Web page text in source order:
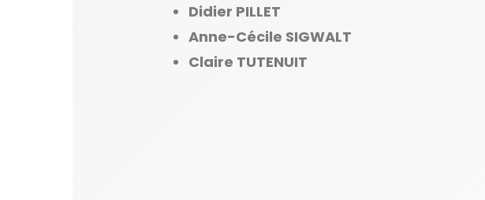
Didier PILLET
Anne-Cécile SIGWALT
Claire TUTENUIT